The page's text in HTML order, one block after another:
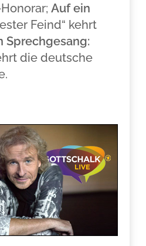
Auf ein
Feind“ kehrt
Sprechgesang:
die deutsche